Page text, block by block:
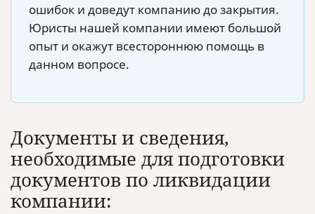
ошибок и доведут компанию до закрытия.
Юристы нашей компании имеют большой
опыт и окажут всестороннюю помощь в
данном вопросе.
Документы и сведения,
необходимые для подготовки
документов по ликвидации
компании: